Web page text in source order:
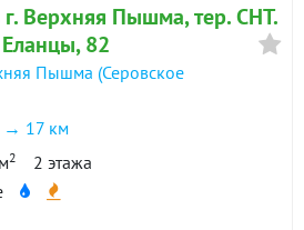
Верхняя Пышма, тер. СНТ.
82
Пышма (Серовское
→ 17 км
2
2 этажа